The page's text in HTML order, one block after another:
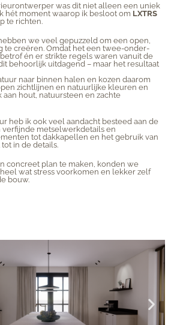
was dit niet alleen een uniek
hét moment waarop ik besloot om LXTRS
te richten.
we veel gepuzzeld om een open,
te creëren. Omdat het een twee-onder-
én er strikte regels waren vanuit de
behoorlijk uitdagend – maar het resultaat
naar binnen halen en kozen daarom
zichtlijnen en natuurlijke kleuren en
aan hout, natuursteen en zachte
heb ik ook veel aandacht besteed aan de
verfijnde metselwerkdetails en
tot dakkapellen en het gebruik van
in de details.
concreet plan te maken, konden we
wat stress voorkomen en lekker zelf
bouw.